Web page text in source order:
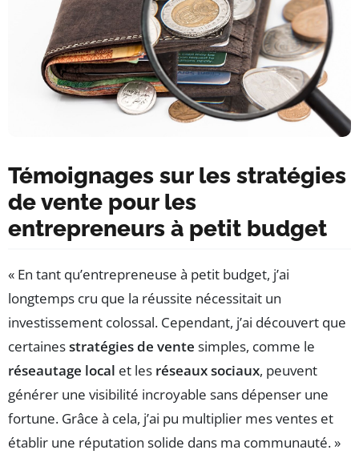
Témoignages sur les stratégies
de vente pour les
entrepreneurs à petit budget
« En tant qu’entrepreneuse à petit budget, j’ai
longtemps cru que la réussite nécessitait un
investissement colossal. Cependant, j’ai découvert que
certainesstratégies de vente simples, comme le
réseautage local et les réseaux sociaux, peuvent
générer une visibilité incroyable sans dépenser une
fortune. Grâce à cela, j’ai pu multiplier mes ventes et
établir une réputation solide dans ma communauté. »